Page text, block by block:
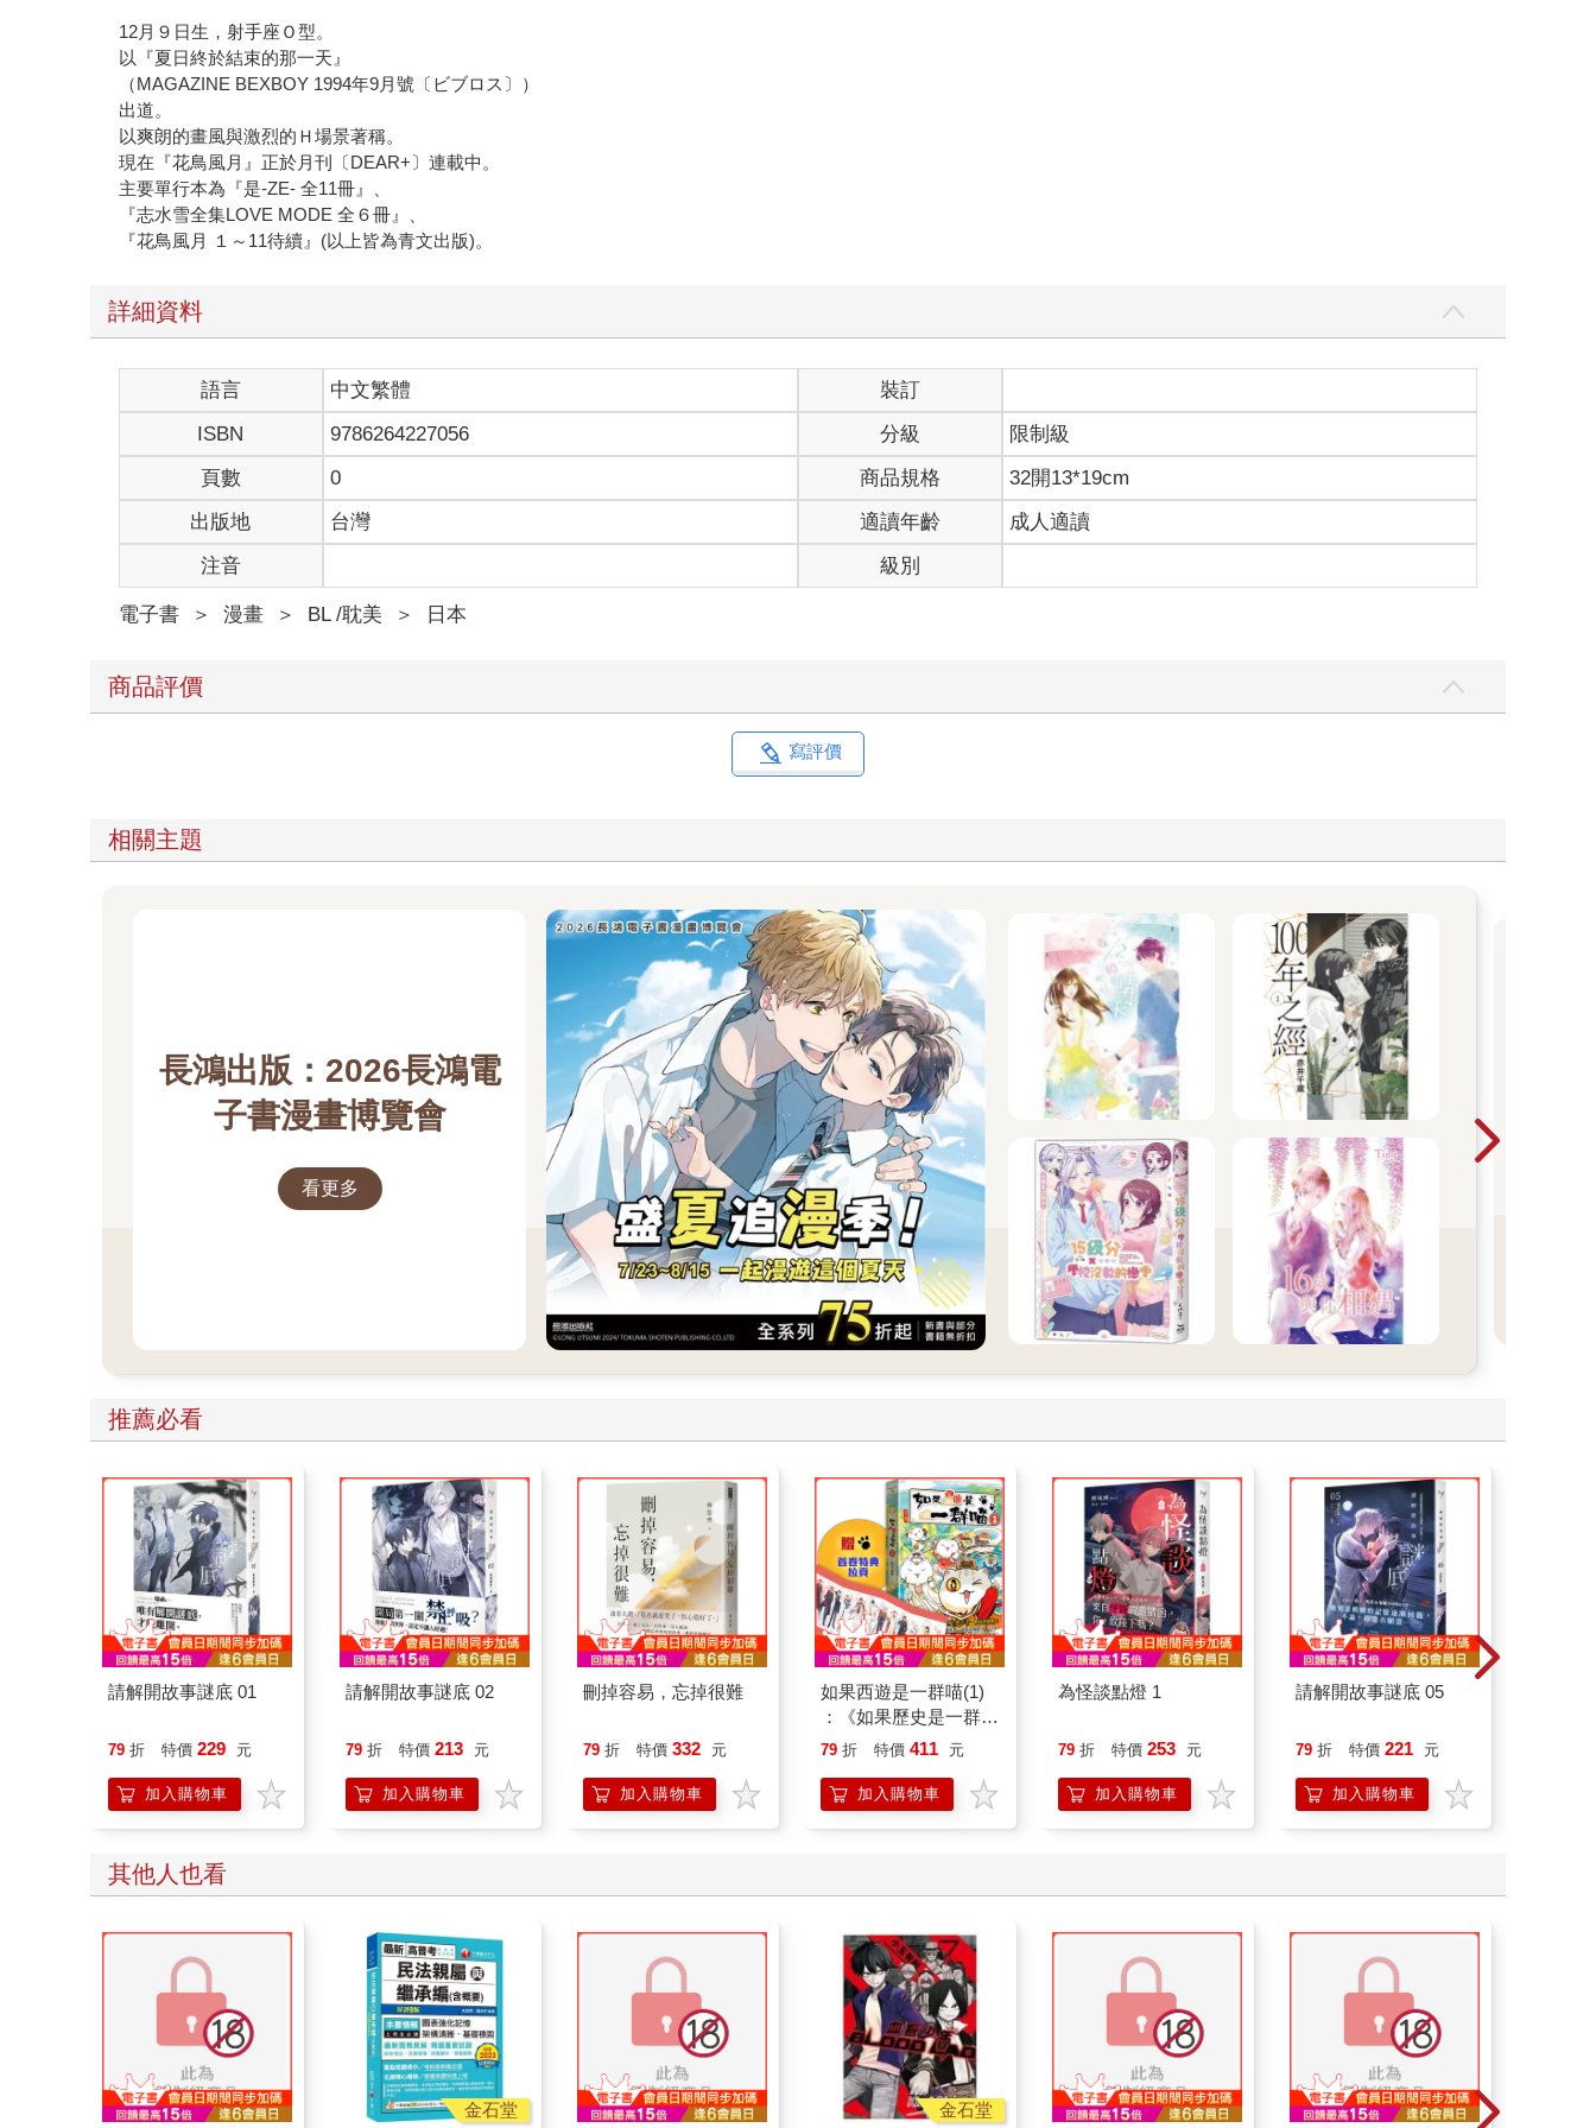
12月９日生，射手座Ｏ型。
以『夏日終於結束的那一天』
（MAGAZINE BEXBOY 1994年9月號〔ビブロス〕）
出道。
以爽朗的畫風與激烈的Ｈ場景著稱。
現在『花鳥風月』正於月刊〔DEAR+〕連載中。
主要單行本為『是-ZE- 全11冊』、
『志水雪全集LOVE MODE 全６冊』、
『花鳥風月 １～11待續』(以上皆為青文出版)。
詳細資料
語言 中文繁體
裝訂
ISBN
9786264227056 分級
限制級
頁數
0 商品規格
32開13*19cm
出版地
台灣 適讀年齡
成人適讀
注音
級別
電子書 ＞ 漫畫 ＞ BL /耽美 ＞ 日本
商品評價
寫評價
相關主題
長鴻出版：2026長鴻電
子書漫畫博覽會
看更多
推薦必看
請解開故事謎底 01
79 折 特價 229 元
加入購物車
請解開故事謎底 02
79 折 特價 213 元
加入購物車
刪掉容易，忘掉很難
79 折 特價 332 元
加入購物車
如果西遊是一群喵(1)
：《如果歷史是一群
喵》作者最新力作，附
79 折 特價 411 元
加入購物車
為怪談點燈 1
79 折 特價 253 元
加入購物車
請解開故事謎底 05
79 折 特價 221 元
加入購物車
其他人也看
金石堂 金石堂